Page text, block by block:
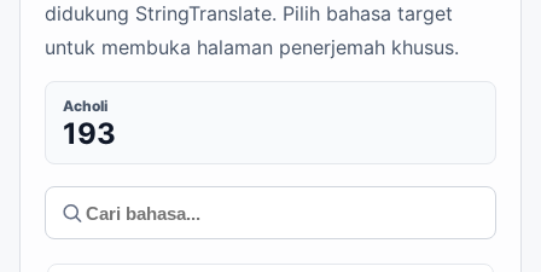
didukung StringTranslate. Pilih bahasa target
untuk membuka halaman penerjemah khusus.
Acholi
193